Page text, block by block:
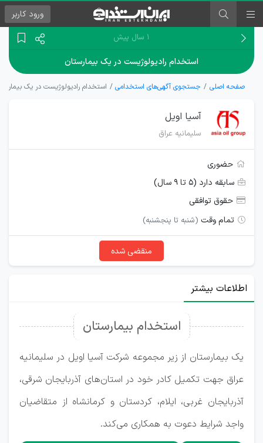
ورود کاربر
۱ سال پیش
استخدام رادیولوژیست در یک بیمارستان
صفحه اصلی جستجوی آگهی‌های استخدامی استخدام رادیولوژیست در یک
آسیا اویل
سلیمانیه ‌عراق
حضوری
سابقه دارد (۵ تا ۹ سال)
حقوق توافقی
تمام وقت (شنبه تا پنجشنبه)
منقضی شده
اطلاعات بیشتر
استخدام بیمارستان
یک بیمارستان از زیر مجموعه شرکت آسیا اویل در سلیمانیه
‌عراق جهت تکمیل کادر خود در استان‌های آذربایجان شرقی،
آذربایجان غربی، ایلام، کردستان و کرمانشاه از متقاضیان
واجد شرایط دعوت به همکاری می‌کند.